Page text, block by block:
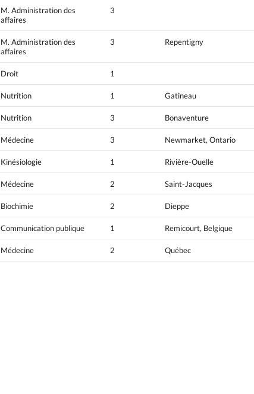
M. Administration des
affaires
3
M. Administration des
affaires
3 Repentigny
Droit 1
Nutrition 1 Gatineau
Nutrition 3 Bonaventure
Médecine 3 Newmarket, Ontario
Kinésiologie 1 Rivière-Ouelle
Médecine 2 Saint-Jacques
Biochimie 2 Dieppe
Communication publique 1 Remicourt, Belgique
Médecine 2 Québec